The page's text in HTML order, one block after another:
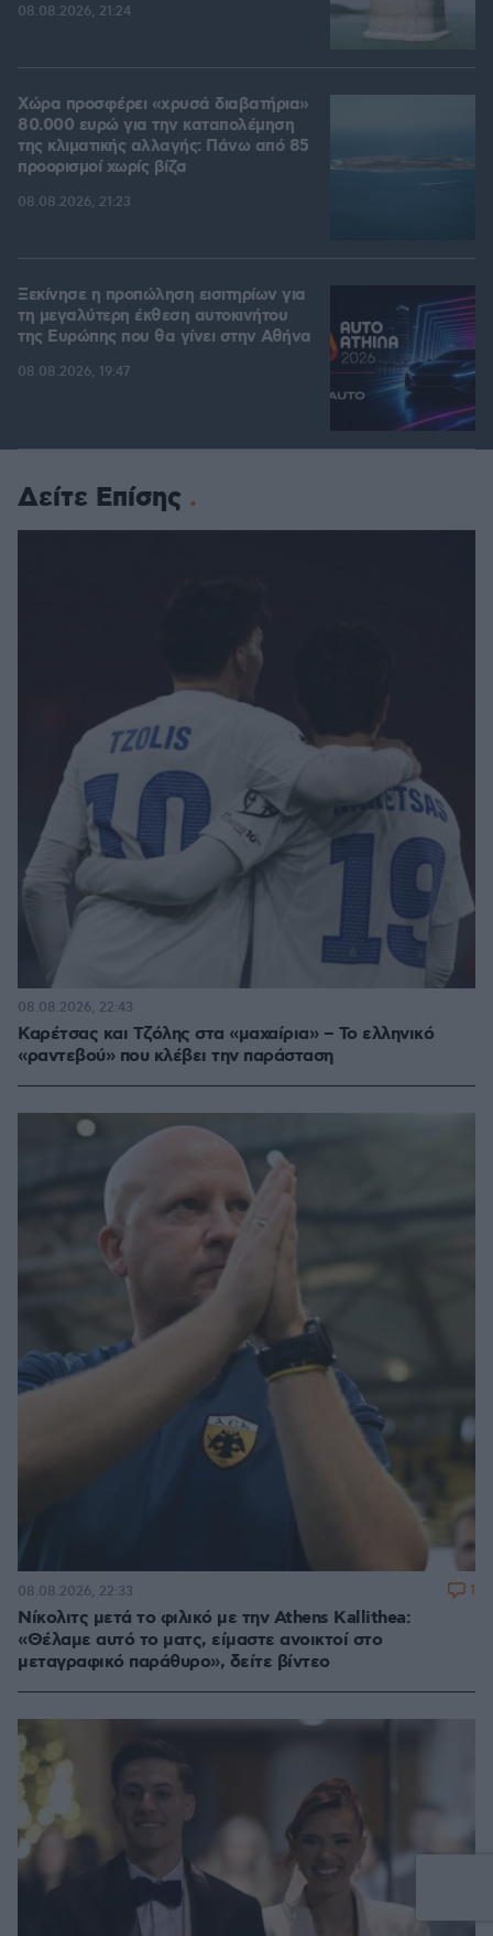
08.08.2026, 21:24
Χώρα προσφέρει «χρυσά διαβατήρια»
80.000 ευρώ για την καταπολέμηση
της κλιματικής αλλαγής: Πάνω από 85
προορισμοί χωρίς βίζα
08.08.2026, 21:23
Ξεκίνησε η προπώληση εισιτηρίων για
τη μεγαλύτερη έκθεση αυτοκινήτου
της Ευρώπης που θα γίνει στην Αθήνα
08.08.2026, 19:47
Δείτε Επίσης
Καρέτσας και Τζόλης στα «μαχαίρια» – Το ελληνικό
«ραντεβού» που κλέβει την παράσταση
08.08.2026, 22:43
Νίκολιτς μετά το φιλικό με την Athens Kallithea:
«Θέλαμε αυτό το ματς, είμαστε ανοικτοί στο
μεταγραφικό παράθυρο», δείτε βίντεο
08.08.2026, 22:33 1